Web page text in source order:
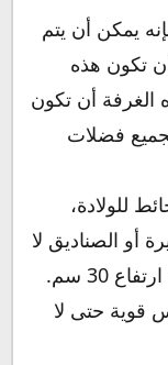
يمكن أن يتم
تكون هذه
الغرفة أن تكون
فضلات
للولادة،
أو الصناديق لا
قوية حتى لا